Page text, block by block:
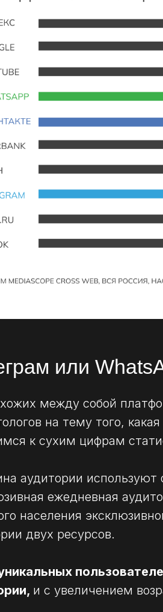
или
между собой
на тему того,
к сухим цифрам
аудитории
ежедневная
населения
двух ресурсов.
и с увеличением